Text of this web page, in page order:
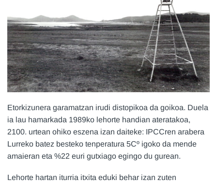
Etorkizunera garamatzan irudi distopikoa da goikoa. Duela
ia lau hamarkada 1989ko lehorte handian ateratakoa,
2100. urtean ohiko eszena izan daiteke: IPCCren arabera
Lurreko batez besteko tenperatura 5Cº igoko da mende
amaieran eta %22 euri gutxiago egingo du gurean.
Lehorte hartan iturria itxita eduki behar izan zuten